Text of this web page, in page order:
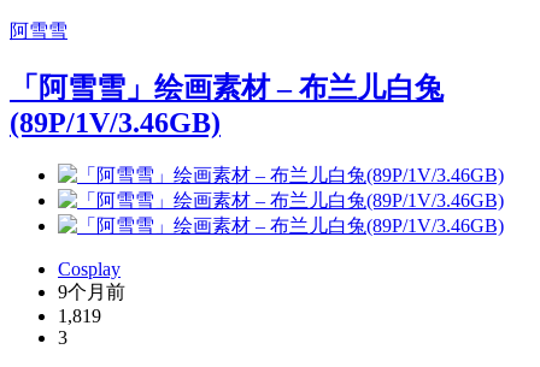
阿雪雪
「阿雪雪」绘画素材 – 布兰儿白兔
(89P/1V/3.46GB)
Cosplay
9个月前
1,819
3